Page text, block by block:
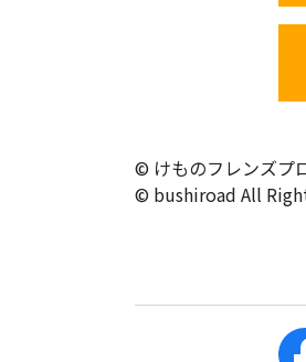
© けものフレンズプ
© bushiroad All